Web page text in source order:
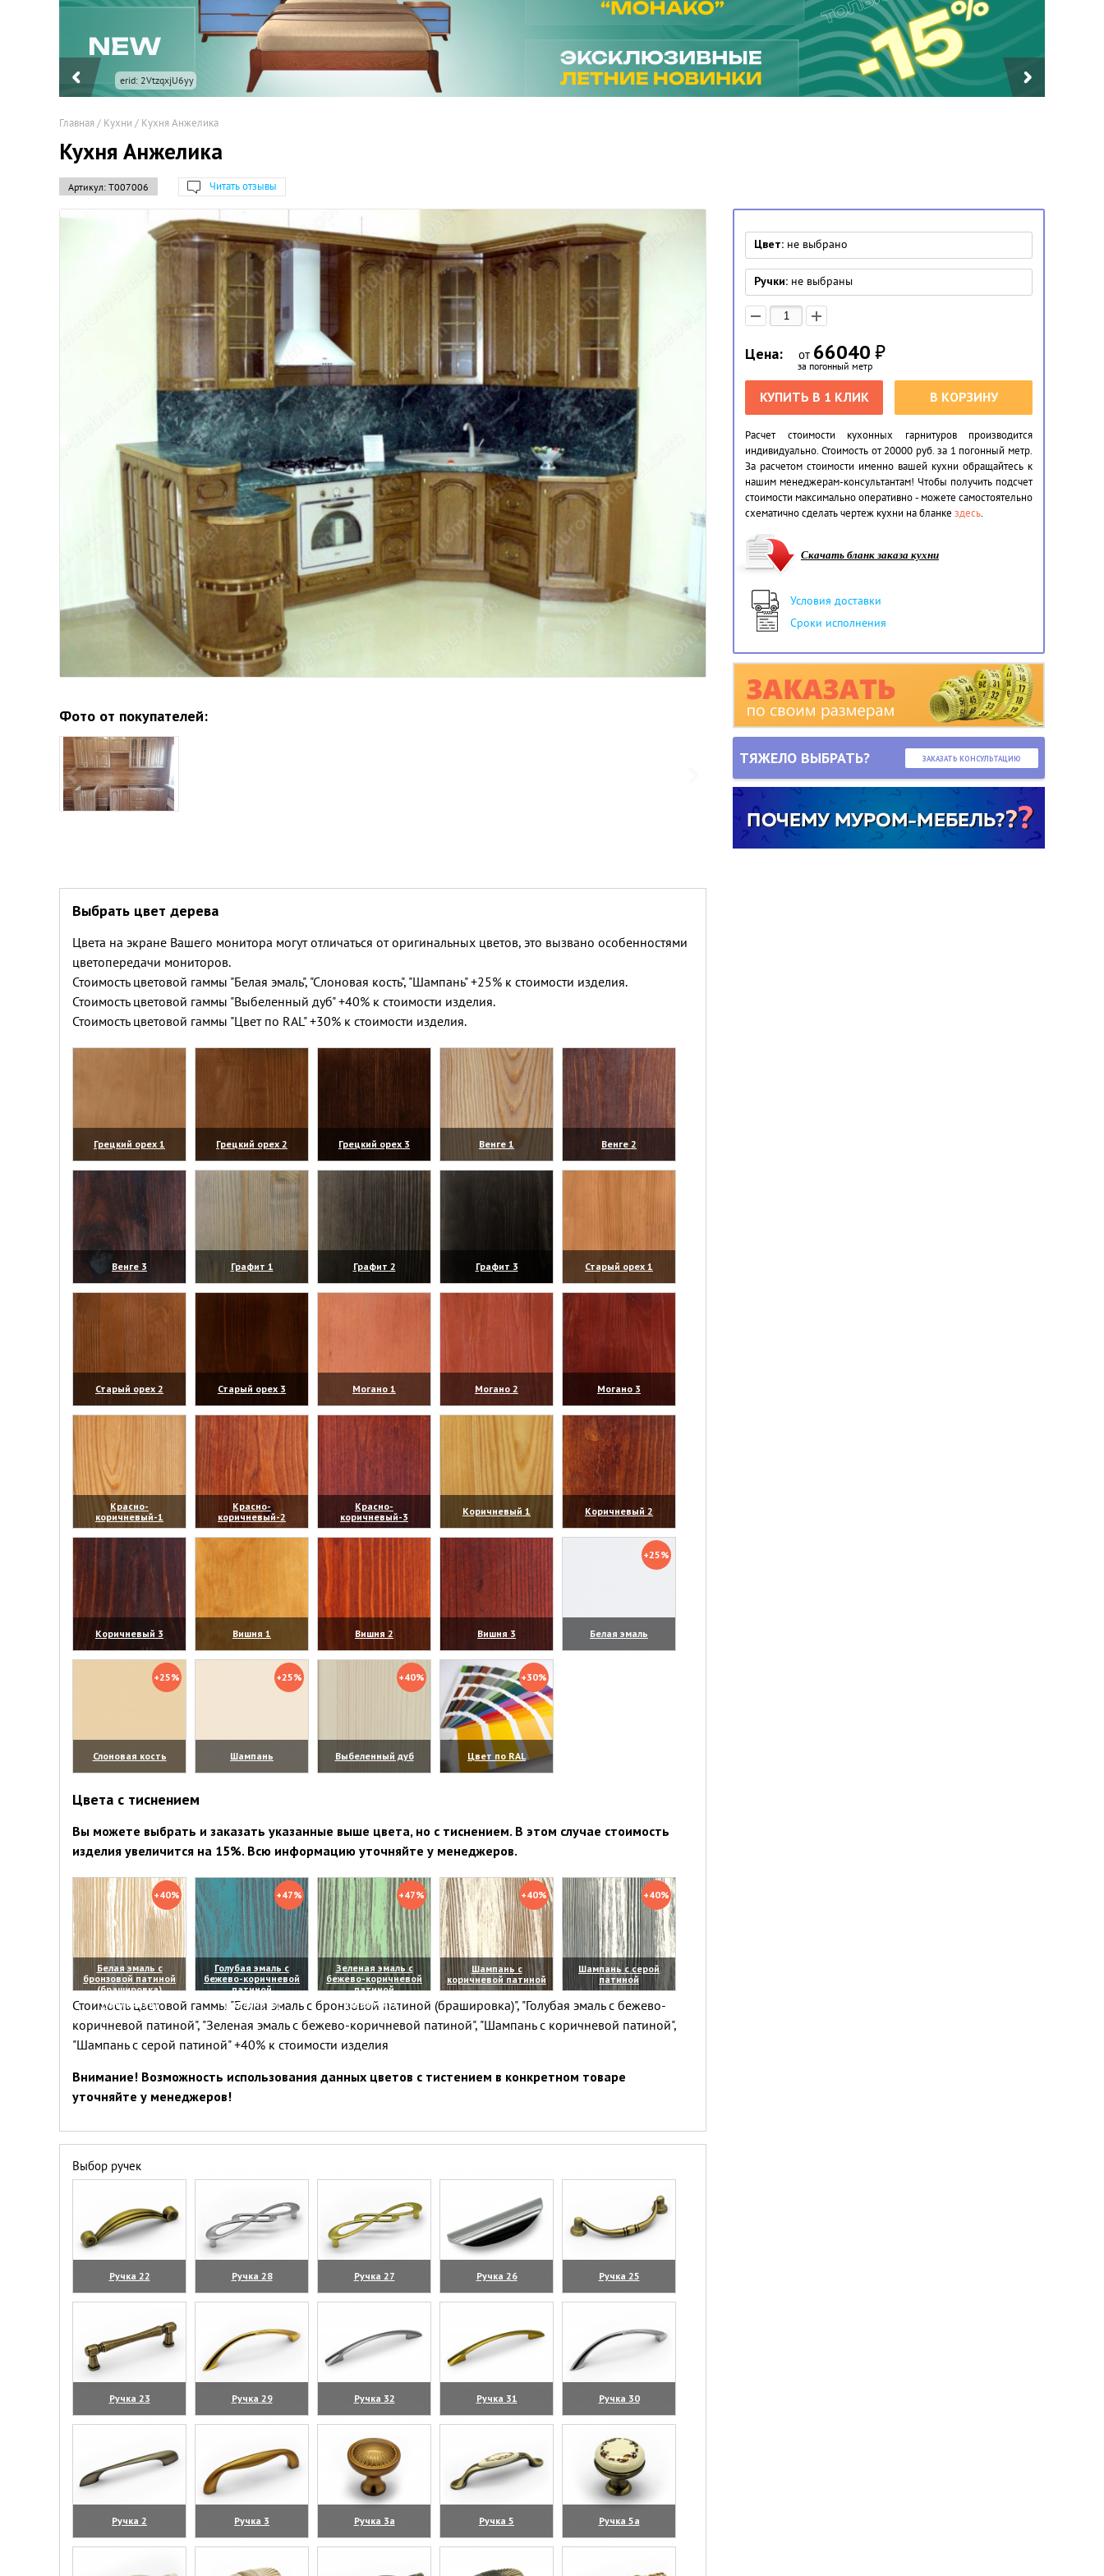
erid: 2VtzqxjU6yy
Главная/ Кухни / Кухня Анжелика
Кухня Анжелика
Артикул: Т007006 Читать отзывы
Фото от покупателей:
Цвет: не выбрано
Ручки: не выбраны
Цена: от 66040₽
за погонный метр
КУПИТЬ В 1 КЛИК В КОРЗИНУ
Расчет стоимости кухонных гарнитуров производится
индивидуально. Стоимость от 20000 руб. за 1 погонный метр.
За расчетом стоимости именно вашей кухни обращайтесь к
нашим менеджерам-консультантам! Чтобы получить подсчет
стоимости максимально оперативно - можете самостоятельно
схематично сделать чертеж кухни на бланке здесь.
Скачать бланк заказа кухни
Условия доставки
Сроки исполнения
ТЯЖЕЛО ВЫБРАТЬ? ЗАКАЗАТЬ КОНСУЛЬТАЦИЮ
Выбрать цвет дерева
Цвета на экране Вашего монитора могут отличаться от оригинальных цветов, это вызвано особенностями
цветопередачи мониторов.
Стоимость цветовой гаммы "Белая эмаль", "Слоновая кость", "Шампань" +25% к стоимости изделия.
Стоимость цветовой гаммы "Выбеленный дуб" +40% к стоимости изделия.
Стоимость цветовой гаммы "Цвет по RAL" +30% к стоимости изделия.
Грецкий орех 1
(увеличить)
Грецкий орех 2
(увеличить)
Грецкий орех 3
(увеличить)
Венге 1
(увеличить)
Венге 2
(увеличить)
Венге 3
(увеличить)
Графит 1
(увеличить)
Графит 2
(увеличить)
Графит 3
(увеличить)
Старый орех 1
(увеличить)
Старый орех 2
(увеличить)
Старый орех 3
(увеличить)
Могано 1
(увеличить)
Могано 2
(увеличить)
Могано 3
(увеличить)
Красно-
коричневый-1
(увеличить)
Красно-
коричневый-2
(увеличить)
Красно-
коричневый-3
(увеличить)
Коричневый 1
(увеличить)
Коричневый 2
(увеличить)
Коричневый 3
(увеличить)
Вишня 1
(увеличить)
Вишня 2
(увеличить)
Вишня 3
(увеличить)
+25%
Белая эмаль
(увеличить)
+25%
Слоновая кость
(увеличить)
+25%
Шампань
(увеличить)
+40%
Выбеленный дуб
(увеличить)
+30%
Цвет по RAL
(увеличить)
Цвета с тиснением
Вы можете выбрать и заказать указанные выше цвета, но с тиснением. В этом случае стоимость
изделия увеличится на 15%. Всю информацию уточняйте у менеджеров.
+40%
Белая эмаль с
бронзовой патиной
(брашировка)
(увеличить)
+47%
Голубая эмаль с
бежево-коричневой
патиной
(увеличить)
+47%
Зеленая эмаль с
бежево-коричневой
патиной
(увеличить)
+40%
Шампань с
коричневой патиной
(увеличить)
+40%
Шампань с серой
патиной
(увеличить)
Стоимость цветовой гаммы "Белая эмаль с бронзовой патиной (брашировка)", "Голубая эмаль с бежево-
коричневой патиной", "Зеленая эмаль с бежево-коричневой патиной", "Шампань с коричневой патиной",
"Шампань с серой патиной" +40% к стоимости изделия
Внимание! Возможность использования данных цветов с тистением в конкретном товаре
уточняйте у менеджеров!
Выбор ручек
Ручка 22
(увеличить)
Ручка 28
(увеличить)
Ручка 27
(увеличить)
Ручка 26
(увеличить)
Ручка 25
(увеличить)
Ручка 23
(увеличить)
Ручка 29
(увеличить)
Ручка 32
(увеличить)
Ручка 31
(увеличить)
Ручка 30
(увеличить)
Ручка 2
(увеличить)
Ручка 3
(увеличить)
Ручка 3а
(увеличить)
Ручка 5
(увеличить)
Ручка 5а
(увеличить)